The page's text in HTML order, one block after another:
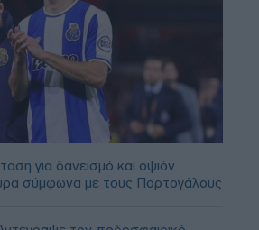
για δανεισμό και οψιόν
σύμφωνα με τους Πορτογάλους